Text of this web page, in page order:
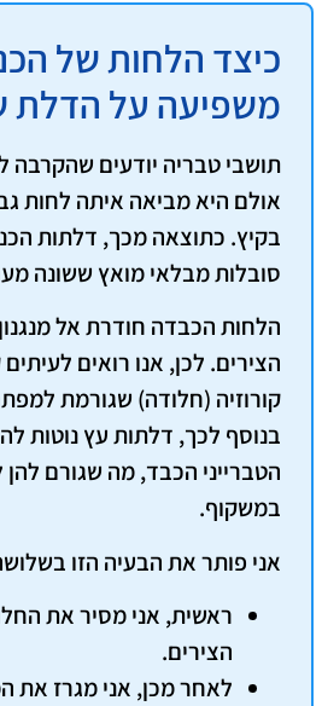
כיצד הלחות של
משפיעה על הדלת
תושבי טבריה יודעים שהקרבה
אולם היא מביאה איתה לחות
בקיץ. כתוצאה מכך, דלתות
סובלות מבלאי מואץ ששונה
הלחות הכבדה חודרת אל
הצירים. לכן, אנו רואים
קורוזיה (חלודה) שגורמת
בנוסף לכך, דלתות עץ נוטות
הטברייני הכבד, מה שגורם
במשקוף.
אני פותר את הבעיה הזו
ראשית, אני מסיר את
הצירים.
לאחר מכן, אני מגרז את